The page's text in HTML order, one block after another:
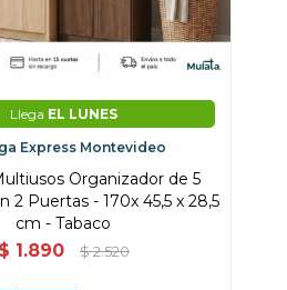
Llega EL LUNES
Express Montevideo
Organizador de 5
2 Puertas - 170x 45,5 x 28,5
cm - Tabaco
$ 1.890 $ 2.520